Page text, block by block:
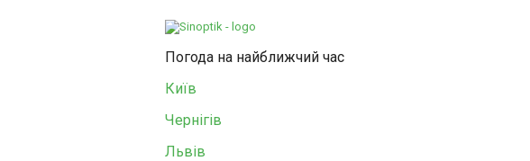
Погода на найближчий час
Київ
Чернігів
Львів